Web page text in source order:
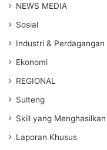
NEWS MEDIA
Sosial
Industri & Perdagangan
Ekonomi
REGIONAL
Sulteng
Skill yang Menghasilkan
Laporan Khusus